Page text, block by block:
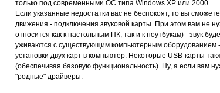
только под современными ОС типа Windows XP или 2000.
Если указанные недостатки вас не беспокоят, то вы
движения - подключения звуковой карты. При этом вам не
относится как к настольным ПК, так и к ноутбукам) - звук
уживаются с существующим компьютерным
установки двух карт в компьютер. Некоторые USB-карты
(обеспечивая базовую функциональность). Ну, а если вам
"родные" драйверы.